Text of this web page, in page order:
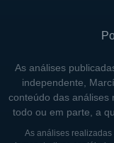
As análises
independente,
conteúdo das análises
todo ou em parte, a
As análises